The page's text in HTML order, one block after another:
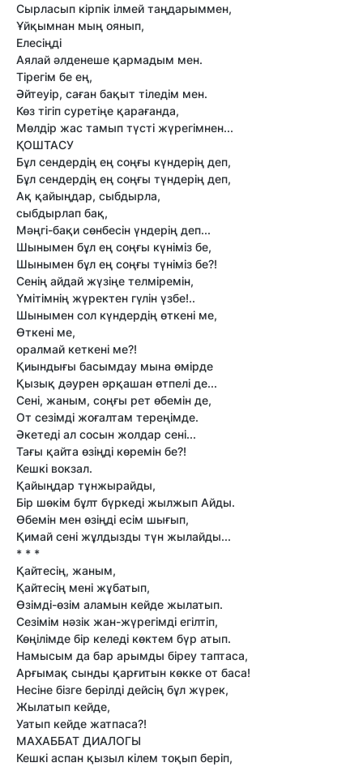
Сырласып кiрпiк iлмей таңдарыммен,
Ұйқымнан мың оянып,
Елесiңдi
Аялай әлденеше қармадым мен.
Тiрегiм бе ең,
Әйтеуiр, саған бақыт тiледiм мен.
Көз тiгiп суретiңе қарағанда,
Мөлдiр жас тамып түстi жүрегiмнен...
ҚОШТАСУ
Бұл сендердiң ең соңғы күндерiң деп,
Бұл сендердiң ең соңғы түндерiң деп,
Ақ қайыңдар, сыбдырла,
сыбдырлап бақ,
Мәңгi-бақи сөнбесiн үндерiң деп...
Шынымен бұл ең соңғы күнiмiз бе,
Шынымен бұл ең соңғы түнiмiз бе?!
Сенiң айдай жүзiңе телмiремiн,
Үмiтiмнiң жүректен гүлiн үзбе!..
Шынымен сол күндердiң өткенi ме,
Өткенi ме,
оралмай кеткенi ме?!
Қиындығы басымдау мына өмiрде
Қызық дәурен әрқашан өтпелi де...
Сенi, жаным, соңғы рет өбемiн де,
От сезiмдi жоғалтам тереңiмде.
Әкетедi ал сосын жолдар сенi...
Тағы қайта өзiңдi көремiн бе?!
Кешкi вокзал.
Қайыңдар тұнжырайды,
Бiр шөкiм бұлт бүркедi жылжып Айды.
Өбемiн мен өзiңдi есiм шығып,
Қимай сенi жұлдызды түн жылайды...
* * *
Қайтесiң, жаным,
Қайтесiң менi жұбатып,
Өзiмдi-өзiм аламын кейде жылатып.
Сезiмiм нәзiк жан-жүрегiмдi егiлтiп,
Көңiлiмде бiр келедi көктем бүр атып.
Намысым да бар арымды бiреу таптаса,
Арғымақ сынды қарғитын көкке от баса!
Несiне бiзге берiлдi дейсiң бұл жүрек,
Жылатып кейде,
Уатып кейде жатпаса?!
МАХАББАТ ДИАЛОГЫ
Кешкi аспан қызыл кiлем тоқып берiп,